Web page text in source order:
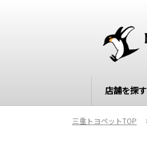
店舗を探す
三重トヨペットTOP